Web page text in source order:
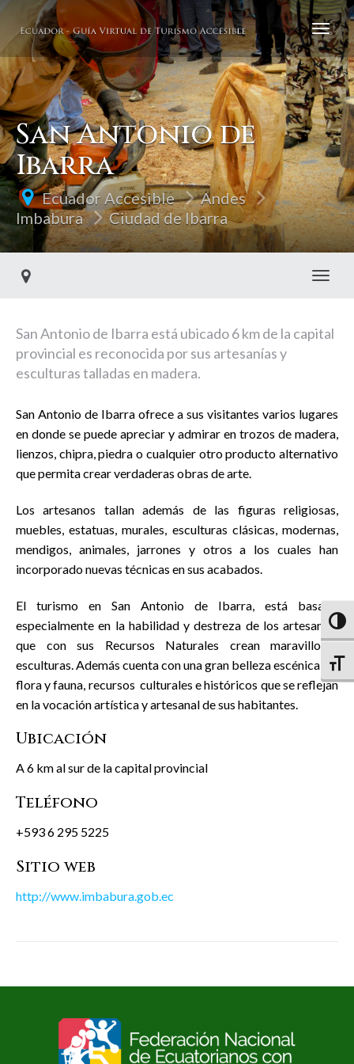
San Antonio de
Ibarra
Ecuador Accesible
Andes
Imbabura
Ciudad de Ibarra
San Antonio de Ibarra está ubicado 6 km de la capital
provincial es reconocida por sus artesanías y
esculturas talladas en madera.
San Antonio de Ibarra ofrece a sus visitantes varios lugares
en donde se puede apreciar y admirar en trozos de madera,
lienzos, chipra, piedra o cualquier otro producto alternativo
que permita crear verdaderas obras de arte.
Los artesanos tallan además de las figuras religiosas,
muebles, estatuas, murales, esculturas clásicas, modernas,
mendigos, animales, jarrones y otros a los cuales han
incorporado nuevas técnicas en sus acabados.
El turismo en San Antonio de Ibarra, está basado
especialmente en la habilidad y destreza de los artesanos,
que con sus Recursos Naturales crean maravillosas
esculturas. Además cuenta con una gran belleza escénica, de
flora y fauna, recursos culturales e históricos que se reflejan
en la vocación artística y artesanal de sus habitantes.
Ubicación
A 6 km al sur de la capital provincial
Teléfono
+593 6 295 5225
Sitio web
http://www.imbabura.gob.ec